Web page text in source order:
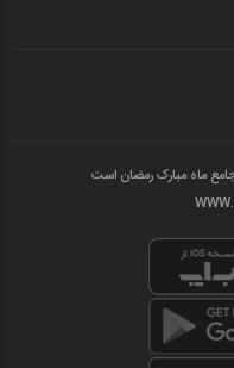
ماه مبارک رمضان است